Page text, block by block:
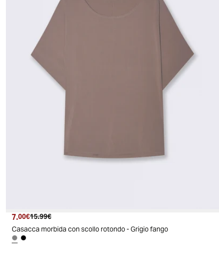
Prezzo attuale
7.00€ Prezzo originale
15.99€
Casacca morbida con scollo rotondo - Grigio fango